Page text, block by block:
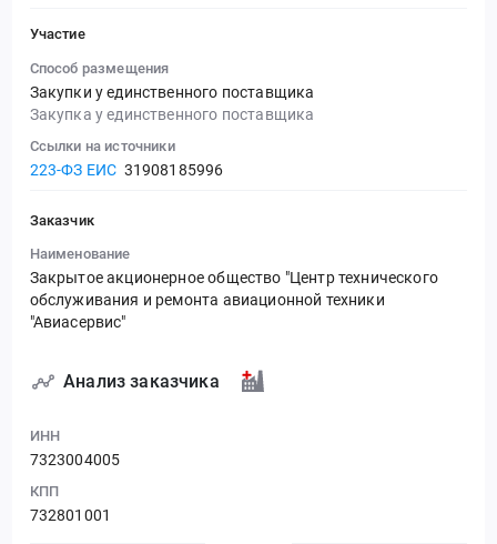
Участие
Способ размещения
Закупки у единственного поставщика
Закупка у единственного поставщика
Ссылки на источники
223-ФЗ ЕИС 31908185996
Заказчик
Наименование
Закрытое акционерное общество "Центр технического
обслуживания и ремонта авиационной техники
"Авиасервис"
Анализ заказчика
ИНН
7323004005
КПП
732801001